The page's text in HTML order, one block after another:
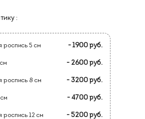
:
роспись 5 см - 1900 руб.
- 2600 руб.
роспись 8 см - 3200 руб.
- 4700 руб.
роспись 12 см - 5200 руб.